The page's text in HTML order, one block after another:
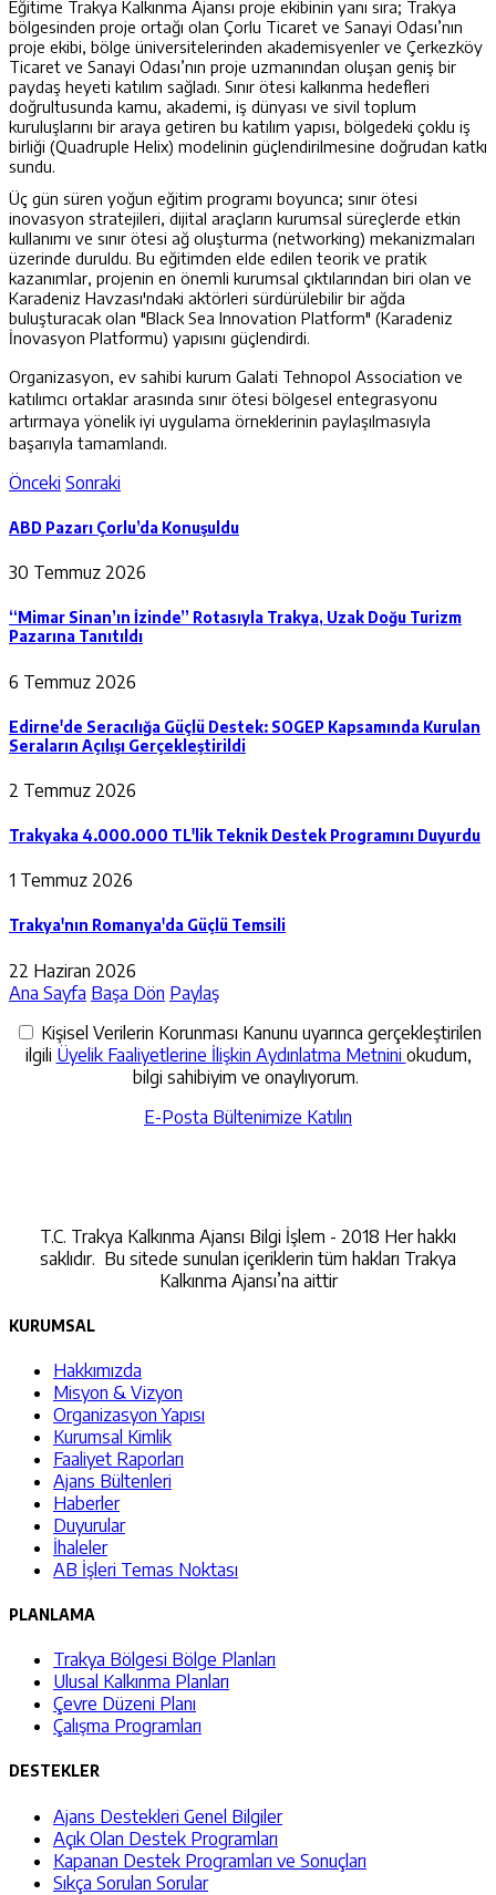
Eğitime Trakya Kalkınma Ajansı proje ekibinin yanı sıra; Trakya
bölgesinden proje ortağı olan Çorlu Ticaret ve Sanayi Odası’nın
proje ekibi, bölge üniversitelerinden akademisyenler ve Çerkezköy
Ticaret ve Sanayi Odası’nın proje uzmanından oluşan geniş bir
paydaş heyeti katılım sağladı. Sınır ötesi kalkınma hedefleri
doğrultusunda kamu, akademi, iş dünyası ve sivil toplum
kuruluşlarını bir araya getiren bu katılım yapısı, bölgedeki çoklu iş
birliği (Quadruple Helix) modelinin güçlendirilmesine doğrudan katkı
sundu.
Üç gün süren yoğun eğitim programı boyunca; sınır ötesi
inovasyon stratejileri, dijital araçların kurumsal süreçlerde etkin
kullanımı ve sınır ötesi ağ oluşturma (networking) mekanizmaları
üzerinde duruldu. Bu eğitimden elde edilen teorik ve pratik
kazanımlar, projenin en önemli kurumsal çıktılarından biri olan ve
Karadeniz Havzası'ndaki aktörleri sürdürülebilir bir ağda
buluşturacak olan "Black Sea Innovation Platform" (Karadeniz
İnovasyon Platformu) yapısını güçlendirdi.
Organizasyon, ev sahibi kurum Galati Tehnopol Association ve
katılımcı ortaklar arasında sınır ötesi bölgesel entegrasyonu
artırmaya yönelik iyi uygulama örneklerinin paylaşılmasıyla
başarıyla tamamlandı.
Önceki Sonraki
ABD Pazarı Çorlu’da Konuşuldu
30 Temmuz 2026
“Mimar Sinan’ın İzinde” Rotasıyla Trakya, Uzak Doğu Turizm
Pazarına Tanıtıldı
6 Temmuz 2026
Edirne'de Seracılığa Güçlü Destek: SOGEP Kapsamında Kurulan
Seraların Açılışı Gerçekleştirildi
2 Temmuz 2026
Trakyaka 4.000.000 TL'lik Teknik Destek Programını Duyurdu
1 Temmuz 2026
Trakya'nın Romanya'da Güçlü Temsili
22 Haziran 2026
Ana Sayfa Başa Dön Paylaş
Kişisel Verilerin Korunması Kanunu uyarınca gerçekleştirilen
ilgili Üyelik Faaliyetlerine İlişkin Aydınlatma Metnini okudum,
bilgi sahibiyim ve onaylıyorum.
E-Posta Bültenimize Katılın
T.C. Trakya Kalkınma Ajansı Bilgi İşlem - 2018 Her hakkı
saklıdır. Bu sitede sunulan içeriklerin tüm hakları Trakya
Kalkınma Ajansı’na aittir
KURUMSAL
Hakkımızda
Misyon & Vizyon
Organizasyon Yapısı
Kurumsal Kimlik
Faaliyet Raporları
Ajans Bültenleri
Haberler
Duyurular
İhaleler
AB İşleri Temas Noktası
PLANLAMA
Trakya Bölgesi Bölge Planları
Ulusal Kalkınma Planları
Çevre Düzeni Planı
Çalışma Programları
DESTEKLER
Ajans Destekleri Genel Bilgiler
Açık Olan Destek Programları
Kapanan Destek Programları ve Sonuçları
Sıkça Sorulan Sorular